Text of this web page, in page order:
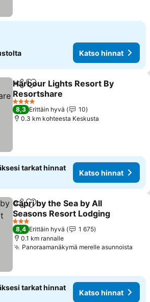
Katso hinnat
Jaa Lisää suosikkeihin
Harbour Lights Resort By
Resortshare
4 Tähtiluokitus
8,3 Erittäin hyvä
10
0.3 km kohteesta Keskusta
tarkat hinnat
Katso hinnat
Jaa Lisää suosikkeihin
Capri by the Sea by All
Seasons Resort Lodging
3 Tähtiluokitus
8,4 Erittäin hyvä
1 675
0.1 km rannalle
Panoraamanäkymä merelle asunnoista
tarkat hinnat
Katso hinnat